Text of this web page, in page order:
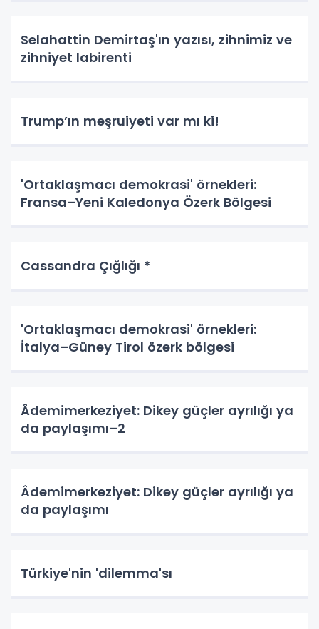
Selahattin Demirtaş'ın yazısı, zihnimiz ve
zihniyet labirenti
Trump’ın meşruiyeti var mı ki!
'Ortaklaşmacı demokrasi' örnekleri:
Fransa–Yeni Kaledonya Özerk Bölgesi
Cassandra Çığlığı *
'Ortaklaşmacı demokrasi' örnekleri:
İtalya–Güney Tirol özerk bölgesi
Âdemimerkeziyet: Dikey güçler ayrılığı ya
da paylaşımı–2
Âdemimerkeziyet: Dikey güçler ayrılığı ya
da paylaşımı
Türkiye'nin 'dilemma'sı